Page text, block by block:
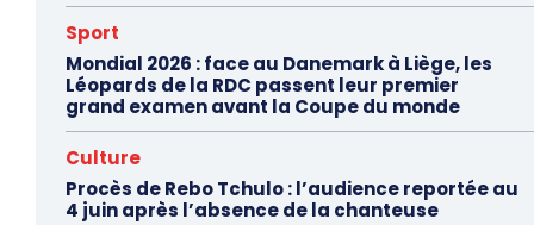
Sport
Mondial 2026 : face au Danemark à Liège, les
Léopards de la RDC passent leur premier
grand examen avant la Coupe du monde
Culture
Procès de Rebo Tchulo : l’audience reportée au
4 juin après l’absence de la chanteuse